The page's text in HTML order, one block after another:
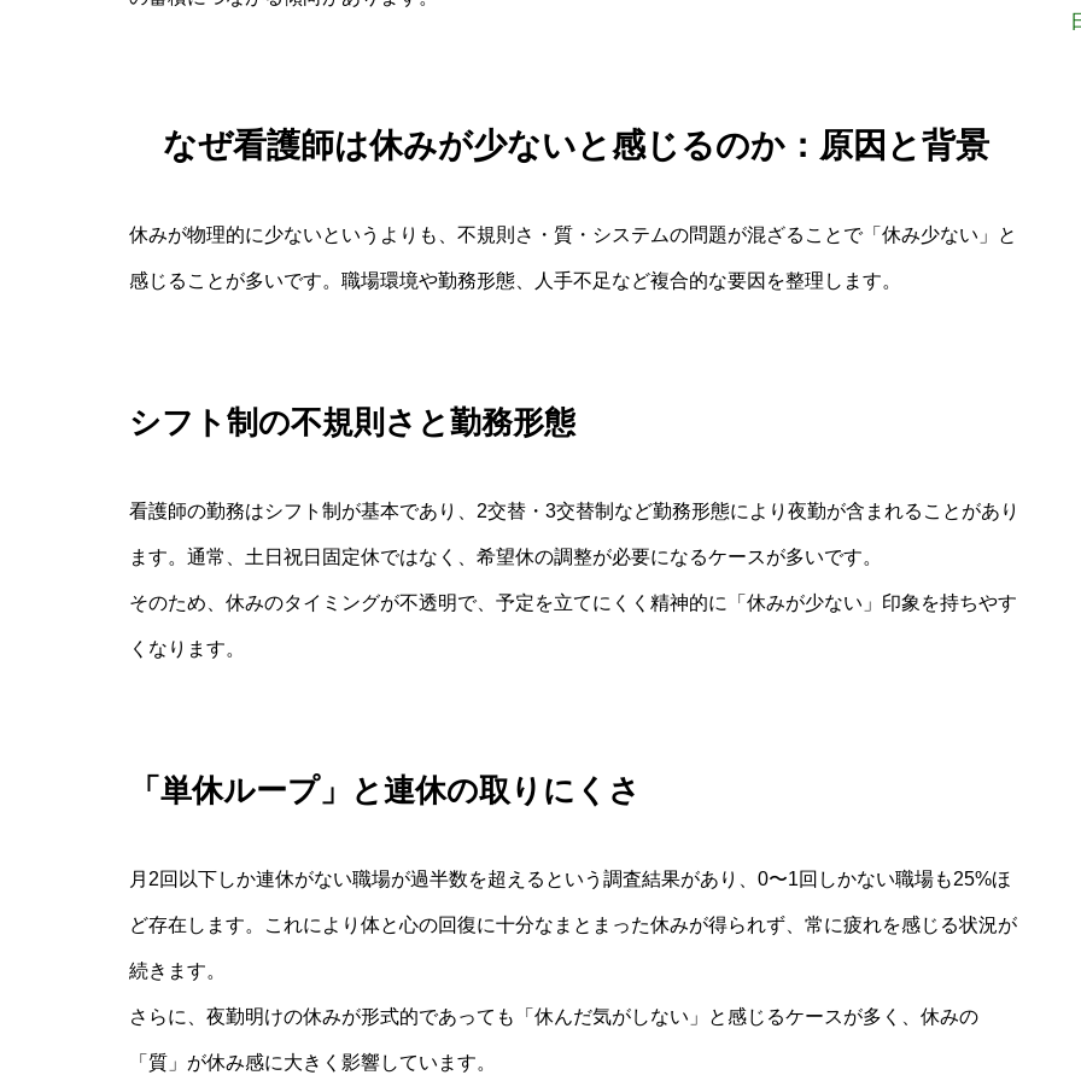
なぜ看護師は休みが少ないと感じるのか：原因と背景
休みが物理的に少ないというよりも、不規則さ・質・システムの問題が混ざることで「休み少ない」と
感じることが多いです。職場環境や勤務形態、人手不足など複合的な要因を整理します。
シフト制の不規則さと勤務形態
看護師の勤務はシフト制が基本であり、2交替・3交替制など勤務形態により夜勤が含まれることがあり
ます。通常、土日祝日固定休ではなく、希望休の調整が必要になるケースが多いです。
そのため、休みのタイミングが不透明で、予定を立てにくく精神的に「休みが少ない」印象を持ちやす
くなります。
「単休ループ」と連休の取りにくさ
月2回以下しか連休がない職場が過半数を超えるという調査結果があり、0〜1回しかない職場も25%ほ
ど存在します。これにより体と心の回復に十分なまとまった休みが得られず、常に疲れを感じる状況が
続きます。
さらに、夜勤明けの休みが形式的であっても「休んだ気がしない」と感じるケースが多く、休みの
「質」が休み感に大きく影響しています。